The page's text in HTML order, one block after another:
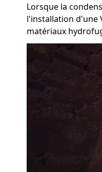
Lorsque la
l'installation d'une
matériaux